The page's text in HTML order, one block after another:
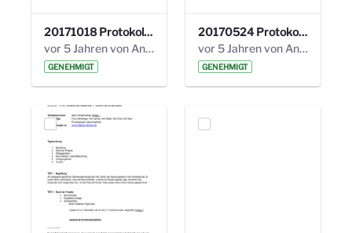
20171018 Protokoll 21. Steuerungskreis.pdf
vor 5 Jahren von Anni Schlumberger
GENEHMIGT
20170524 Protokoll 20. Steuerungskreis.pdf
vor 5 Jahren von Anni Schlumberger
GENEHMIGT